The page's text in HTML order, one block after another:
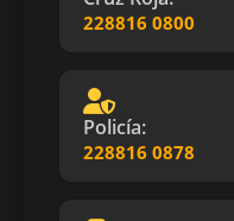
228816 0800
Policía:
228816 0878